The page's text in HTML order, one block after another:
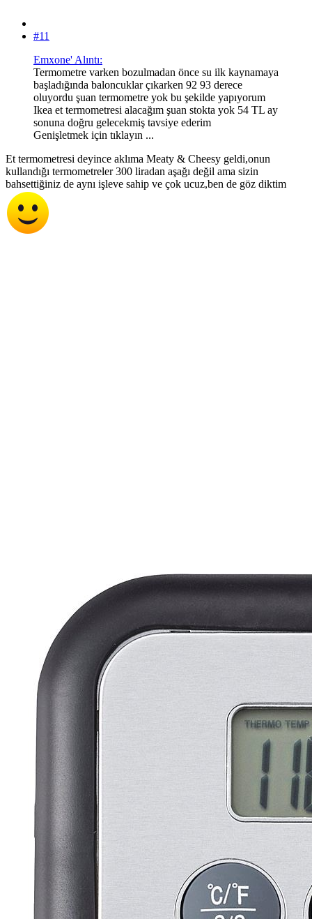
#11
Emxone' Alıntı:
Termometre varken bozulmadan önce su ilk kaynamaya
başladığında baloncuklar çıkarken 92 93 derece
oluyordu şuan termometre yok bu şekilde yapıyorum
Ikea et termometresi alacağım şuan stokta yok 54 TL ay
sonuna doğru gelecekmiş tavsiye ederim
Genişletmek için tıklayın ...
Et termometresi deyince aklıma Meaty & Cheesy geldi,onun
kullandığı termometreler 300 liradan aşağı değil ama sizin
bahsettiğiniz de aynı işleve sahip ve çok ucuz,ben de göz diktim